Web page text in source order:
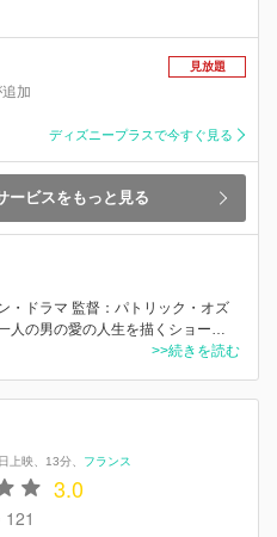
加
見放題
ディズニープラスで今すぐ見る
ービスをもっと見る
・ドラマ 監督：パトリック・オズ
人の男の愛の人生を描くショー…
>>続きを読む
上映 13分 フランス
3.0
121